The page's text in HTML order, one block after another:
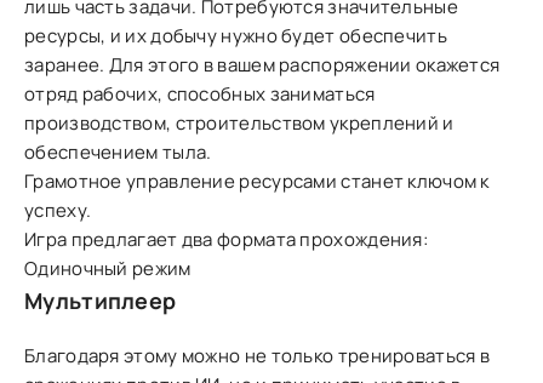
лишь часть задачи. Потребуются значительные
ресурсы, и их добычу нужно будет обеспечить
заранее. Для этого в вашем распоряжении окажется
отряд рабочих, способных заниматься
производством, строительством укреплений и
обеспечением тыла.
Грамотное управление ресурсами станет ключом к
успеху.
Игра предлагает два формата прохождения:
Одиночный режим
Мультиплеер
Благодаря этому можно не только тренироваться в